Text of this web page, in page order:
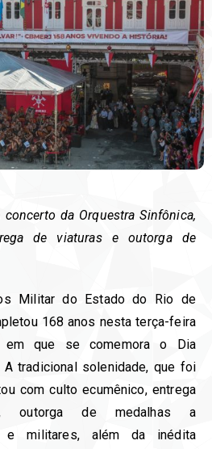
da Orquestra Sinfônica,
de viaturas e outorga de
Militar do Estado do Rio de
168 anos nesta terça-feira
em que se comemora o Dia
A tradicional solenidade, que foi
com culto ecumênico, entrega
outorga de medalhas a
e militares, além da inédita